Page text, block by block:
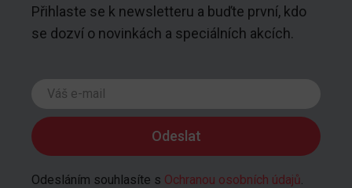
Přihlaste se k newsletteru a buďte první, kdo
se dozví o novinkách a speciálních akcích.
Odesláním souhlasíte s Ochranou osobních údajů